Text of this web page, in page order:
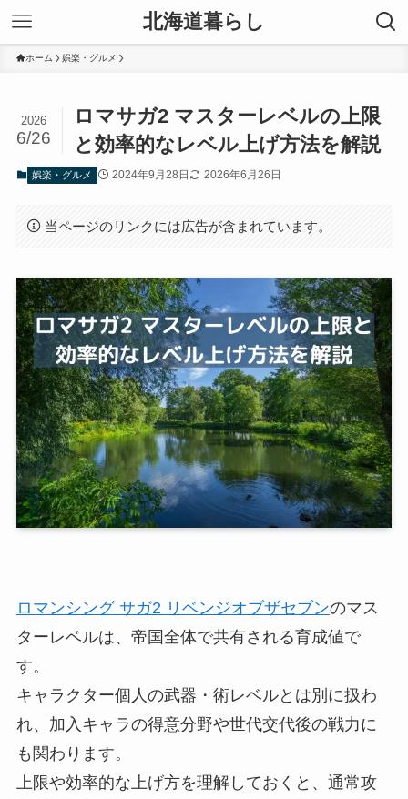
北海道暮らし
ホーム 娯楽・グルメ
ロマサガ2 マスターレベルの上限
と効率的なレベル上げ方法を解説
2026
6/26
娯楽・グルメ 2024年9月28日 2026年6月26日
当ページのリンクには広告が含まれています。
ロマンシング サガ2 リベンジオブザセブンのマス
ターレベルは、帝国全体で共有される育成値で
す。
キャラクター個人の武器・術レベルとは別に扱わ
れ、加入キャラの得意分野や世代交代後の戦力に
も関わります。
上限や効率的な上げ方を理解しておくと、通常攻